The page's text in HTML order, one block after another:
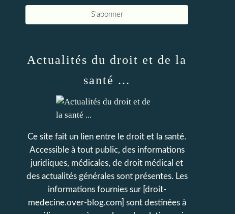
Actualités du droit et de la
santé ...
Ce site fait un lien entre le droit et la santé.
Accessible à tout public, des informations
juridiques, médicales, de droit médical et
des actualités générales sont présentes. Les
informations fournies sur [droit-
medecine.over-blog.com] sont destinées à